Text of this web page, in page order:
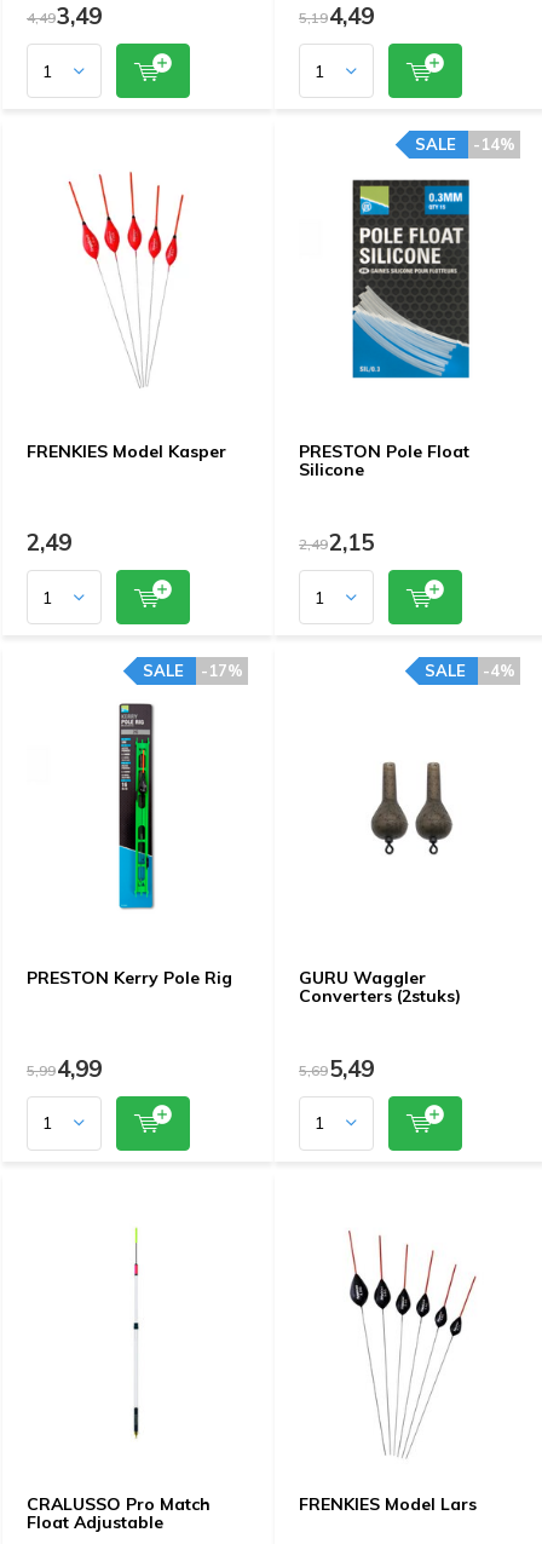
4,493,49 5,194,49
FRENKIES Model Kasper
2,49
PRESTON Pole Float
Silicone
-14%
SALE
2,492,15
PRESTON Kerry Pole Rig
-17%
SALE
5,994,99
GURU Waggler
Converters (2stuks)
-4%
SALE
5,695,49
CRALUSSO Pro Match
Float Adjustable
FRENKIES Model Lars